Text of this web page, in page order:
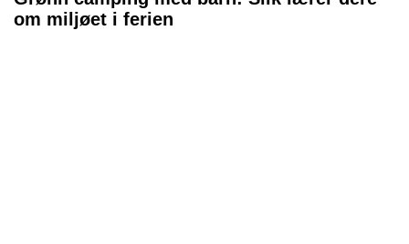
om miljøet i ferien